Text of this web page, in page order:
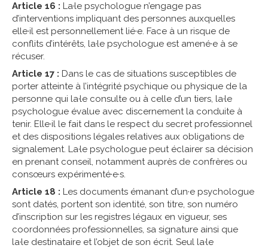
Article 16 : La·le psychologue n’engage pas
d’interventions impliquant des personnes auxquelles
elle·il est personnellement lié·e. Face à un risque de
conflits d’intérêts, la·le psychologue est amené·e à se
récuser.
Article 17 : Dans le cas de situations susceptibles de
porter atteinte à l’intégrité psychique ou physique de la
personne qui la·le consulte ou à celle d’un tiers, la·le
psychologue évalue avec discernement la conduite à
tenir. Elle·il le fait dans le respect du secret professionnel
et des dispositions légales relatives aux obligations de
signalement. La·le psychologue peut éclairer sa décision
en prenant conseil, notamment auprès de confrères ou
consœurs expérimenté·e·s.
Article 18 : Les documents émanant d’un·e psychologue
sont datés, portent son identité, son titre, son numéro
d’inscription sur les registres légaux en vigueur, ses
coordonnées professionnelles, sa signature ainsi que
la·le destinataire et l’objet de son écrit. Seul la·le